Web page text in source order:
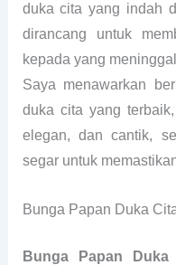
duka cita yang indah
dirancang untuk
kepada yang
Saya menawarkan
duka cita yang
elegan, dan cantik,
segar untuk
Bunga Papan Duka
Bunga Papan Duka